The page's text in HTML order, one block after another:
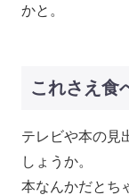
かと。
これさえ食
テレビや本の見
しょうか。
本なんかだとち